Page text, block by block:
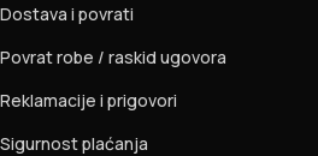
Dostava i povrati
Povrat robe / raskid ugovora
Reklamacije i prigovori
Sigurnost plaćanja